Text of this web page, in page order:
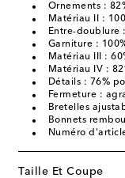
Ornements :
Matériau II :
Entre-doublure
Garniture :
Matériau III :
Matériau IV :
Détails : 76%
Fermeture :
Bretelles
Bonnets
Numéro
Taille Et Coupe